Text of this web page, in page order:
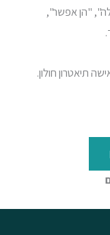
"הן אפשר",
תיאטרון חולון.